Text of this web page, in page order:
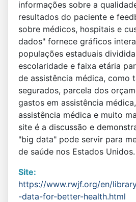
informações sobre a
resultados do paciente e
sobre médicos, hospitais e
dados" fornece gráficos
populações estaduais
escolaridade e faixa etária
de assistência médica, como
segurados, parcela dos
gastos em assistência
assistência médica e muito
site é a discussão e
"big data" pode servir para
de saúde nos Estados Unidos.
Site:
https://www.rwjf.org/en/
-data-for-better-health.html